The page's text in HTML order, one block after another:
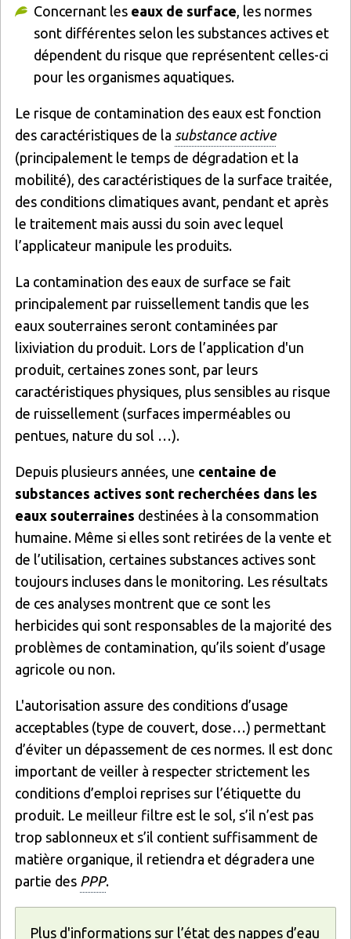
Concernant les eaux de surface , les normes
sont différentes selon les substances actives et
dépendent du risque que représentent celles-ci
pour les organismes aquatiques.
Le risque de contamination des eaux est fonction
des caractéristiques de la substance active
(principalement le temps de dégradation et la
mobilité), des caractéristiques de la surface traitée,
des conditions climatiques avant, pendant et après
le traitement mais aussi du soin avec lequel
l’applicateur manipule les produits.
La contamination des eaux de surface se fait
principalement par ruissellement tandis que les
eaux souterraines seront contaminées par
lixiviation du produit. Lors de l’application d'un
produit, certaines zones sont, par leurs
caractéristiques physiques, plus sensibles au risque
de ruissellement (surfaces imperméables ou
pentues, nature du sol …).
Depuis plusieurs années, une centaine de
substances actives sont recherchées dans les
eaux souterraines destinées à la consommation
humaine. Même si elles sont retirées de la vente et
de l’utilisation, certaines substances actives sont
toujours incluses dans le monitoring. Les résultats
de ces analyses montrent que ce sont les
herbicides qui sont responsables de la majorité des
problèmes de contamination, qu’ils soient d’usage
agricole ou non.
L'autorisation assure des conditions d’usage
acceptables (type de couvert, dose…) permettant
d’éviter un dépassement de ces normes. Il est donc
important de veiller à respecter strictement les
conditions d’emploi reprises sur l’étiquette du
produit. Le meilleur filtre est le sol, s’il n’est pas
trop sablonneux et s’il contient suffisamment de
matière organique, il retiendra et dégradera une
partie des PPP.
Plus d'informations sur l’état des nappes d’eau